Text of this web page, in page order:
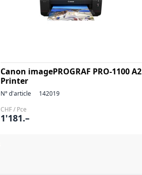
Canon imagePROGRAF PRO-1100 A2
Printer
N° d'article
142019
CHF / Pce
1'181.–